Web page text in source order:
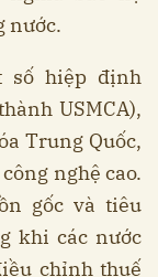
nước.
số hiệp định
USMCA),
Trung Quốc,
nghệ cao.
gốc và tiêu
khi các nước
chỉnh thuế